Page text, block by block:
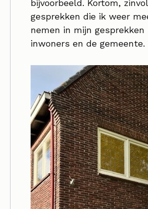
bijvoorbeeld. Kortom,
gesprekken die ik weer
nemen in mijn
inwoners en de gemeente.